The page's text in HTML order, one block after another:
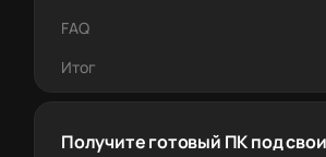
FAQ
Итог
Получите готовый ПК под